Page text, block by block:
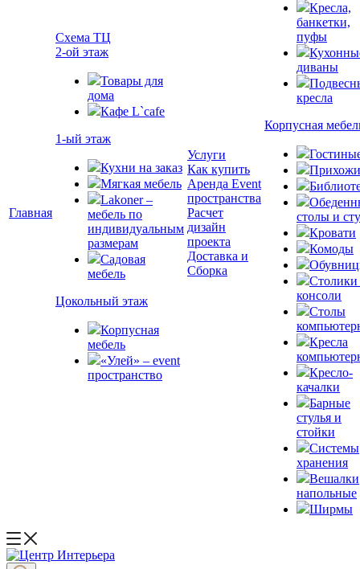
Главная
Схема ТЦ
2-ой этаж
Товары для
дома
Кафе L`cafe
1-ый этаж
Кухни на заказ
Мягкая мебель
Lakoner –
мебель по
индивидуальным
размерам
Садовая
мебель
Цокольный этаж
Корпусная
мебель
«Улей» – event
пространство
Услуги
Как купить
Аренда Event
пространства
Расчет
дизайн
проекта
Доставка и
Сборка
Кресла,
банкетки,
пуфы
диваны
кресла
Корпусная
столы и
Кровати
Комоды
Столики
консоли
Столы
Кресла
Кресло-
качалки
Барные
стулья и
стойки
Системы
хранения
Вешалки
напольные
Ширмы